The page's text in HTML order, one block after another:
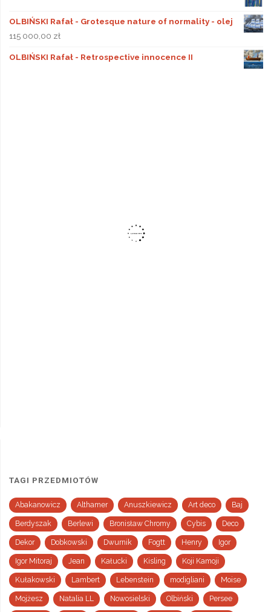
OLBIŃSKI Rafał - Grotesque nature of normality - olej
115 000,00 zł
OLBIŃSKI Rafał - Retrospective innocence II
TAGI PRZEDMIOTÓW
Abakanowicz Althamer Anuszkiewicz Art deco Baj
Berdyszak Berlewi Bronisław Chromy Cybis Deco
Dekor Dobkowski Dwurnik Fogtt Henry Igor
Igor Mitoraj Jean Kałucki Kisling Koji Kamoji
Kułakowski Lambert Lebenstein modigliani Moise
Mojżesz Natalia LL Nowosielski Olbiński Persee